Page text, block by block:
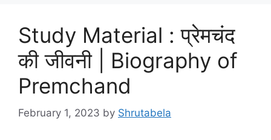
Study Material : प्रेमचंद
की जीवनी | Biography of
Premchand
February 1, 2023 by Shrutabela